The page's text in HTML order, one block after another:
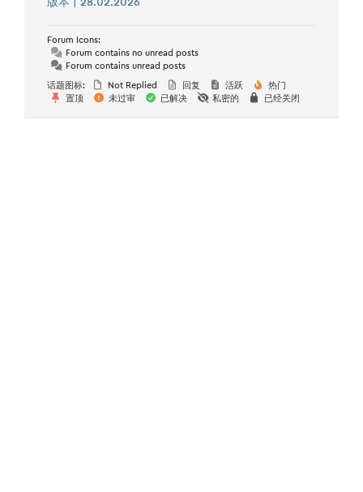
Forum Icons:
Forum contains no unread posts
Forum contains unread posts
话题图标: Not Replied 回复 活跃
热门
置顶
未过审 已解决 私密的 已经关闭